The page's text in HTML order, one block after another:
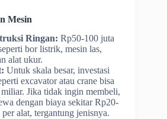
Mesin
Ringan: Rp50-100 juta
bor listrik, mesin las,
alat ukur.
Untuk skala besar, investasi
excavator atau crane bisa
Jika tidak ingin membeli,
dengan biaya sekitar Rp20-
alat, tergantung jenisnya.